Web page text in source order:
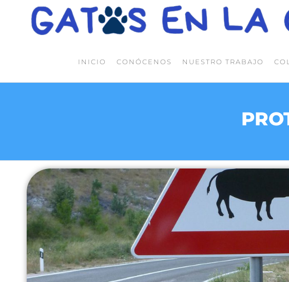
INICIO CONÓCENOS NUESTRO TRABAJO